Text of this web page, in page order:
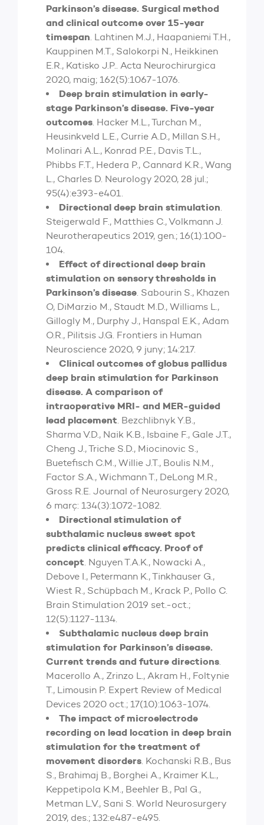
Parkinson’s disease. Surgical method
and clinical outcome over 15-year
timespan. Lahtinen M.J., Haapaniemi T.H.,
Kauppinen M.T., Salokorpi N., Heikkinen
E.R., Katisko J.P.. Acta Neurochirurgica
2020, maig; 162(5):1067-1076.
Deep brain stimulation in early-
stage Parkinson’s disease. Five-year
outcomes. Hacker M.L., Turchan M.,
Heusinkveld L.E., Currie A.D., Millan S.H.,
Molinari A.L., Konrad P.E., Davis T.L.,
Phibbs F.T., Hedera P., Cannard K.R., Wang
L., Charles D. Neurology 2020, 28 jul.;
95(4):e393-e401.
Directional deep brain stimulation.
Steigerwald F., Matthies C., Volkmann J.
Neurotherapeutics 2019, gen.; 16(1):100-
104.
Effect of directional deep brain
stimulation on sensory thresholds in
Parkinson’s disease. Sabourin S., Khazen
O, DiMarzio M., Staudt M.D., Williams L.,
Gillogly M., Durphy J., Hanspal E.K., Adam
O.R., Pilitsis J.G. Frontiers in Human
Neuroscience 2020, 9 juny; 14:217.
Clinical outcomes of globus pallidus
deep brain stimulation for Parkinson
disease. A comparison of
intraoperative MRI- and MER-guided
lead placement. Bezchlibnyk Y.B.,
Sharma V.D., Naik K.B., Isbaine F., Gale J.T.,
Cheng J., Triche S.D., Miocinovic S.,
Buetefisch C.M., Willie J.T., Boulis N.M.,
Factor S.A., Wichmann T., DeLong M.R.,
Gross R.E. Journal of Neurosurgery 2020,
6 març: 134(3):1072-1082.
Directional stimulation of
subthalamic nucleus sweet spot
predicts clinical efficacy. Proof of
concept. Nguyen T.A.K., Nowacki A.,
Debove I., Petermann K., Tinkhauser G.,
Wiest R., Schüpbach M., Krack P., Pollo C.
Brain Stimulation 2019 set.-oct.;
12(5):1127-1134.
Subthalamic nucleus deep brain
stimulation for Parkinson’s disease.
Current trends and future directions.
Macerollo A., Zrinzo L., Akram H., Foltynie
T., Limousin P. Expert Review of Medical
Devices 2020 oct.; 17(10):1063-1074.
The impact of microelectrode
recording on lead location in deep brain
stimulation for the treatment of
movement disorders. Kochanski R.B., Bus
S., Brahimaj B., Borghei A., Kraimer K.L.,
Keppetipola K.M., Beehler B., Pal G.,
Metman L.V., Sani S. World Neurosurgery
2019, des.; 132:e487-e495.